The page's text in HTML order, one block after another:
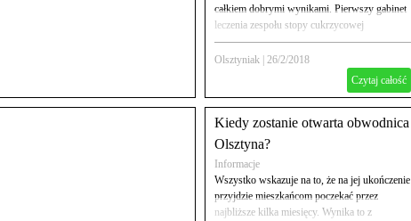
całkiem dobrymi wynikami. Pierwszy gabinet
leczenia zespołu stopy cukrzycowej
funkcjonuje od pewnego czasu w Olsztynie.
Olsztyniak| 26/2/2018
Czytaj całość
Kiedy zostanie otwarta obwodnica
Olsztyna?
Informacje
Wszystko wskazuje na to, że na jej ukończenie
przyjdzie mieszkańcom poczekać przez
najbliższe kilka miesięcy. Wynika to z